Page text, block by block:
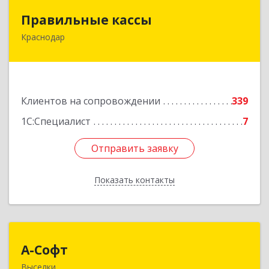
Правильные кассы
Краснодар
Клиентов на сопровождении
339
1С:Специалист
7
Отправить заявку
Показать контакты
350075, Краснодарский край, Краснодар г, им
Отправить заявку
Назад
А-Софт
Выселки